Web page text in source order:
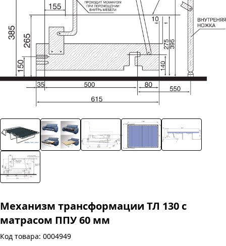
Механизм трансформации ТЛ 130 с
матрасом ППУ 60 мм
Код товара: 0004949